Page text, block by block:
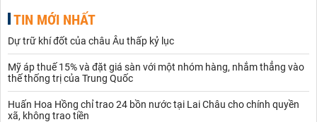
TIN MỚI NHẤT
Dự trữ khí đốt của châu Âu thấp kỷ lục
Mỹ áp thuế 15% và đặt giá sàn với một nhóm hàng, nhắm thẳng vào
thế thống trị của Trung Quốc
Huấn Hoa Hồng chỉ trao 24 bồn nước tại Lai Châu cho chính quyền
xã, không trao tiền